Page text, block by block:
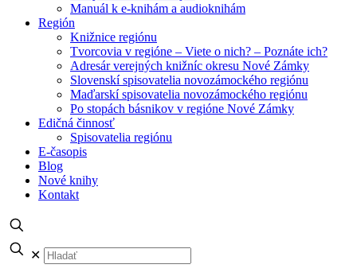
Manuál k e-knihám a audioknihám
Región
Knižnice regiónu
Tvorcovia v regióne – Viete o nich? – Poznáte ich?
Adresár verejných knižníc okresu Nové Zámky
Slovenskí spisovatelia novozámockého regiónu
Maďarskí spisovatelia novozámockého regiónu
Po stopách básnikov v regióne Nové Zámky
Edičná činnosť
Spisovatelia regiónu
E-časopis
Blog
Nové knihy
Kontakt
✕